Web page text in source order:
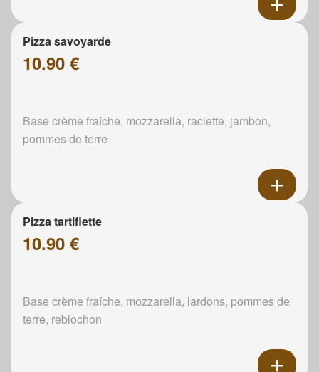
Pizza savoyarde
10.90 €
Base crème fraîche, mozzarella, raclette, jambon,
pommes de terre
Pizza tartiflette
10.90 €
Base crème fraîche, mozzarella, lardons, pommes de
terre, reblochon